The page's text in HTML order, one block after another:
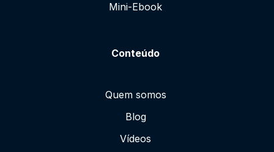
Mini-Ebook
Conteúdo
Quem somos
Blog
Vídeos